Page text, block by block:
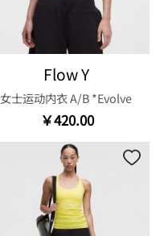
Flow Y
女士运动内衣 A/B *Evolve
￥420.00